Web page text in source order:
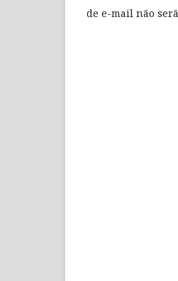
de e-mail não